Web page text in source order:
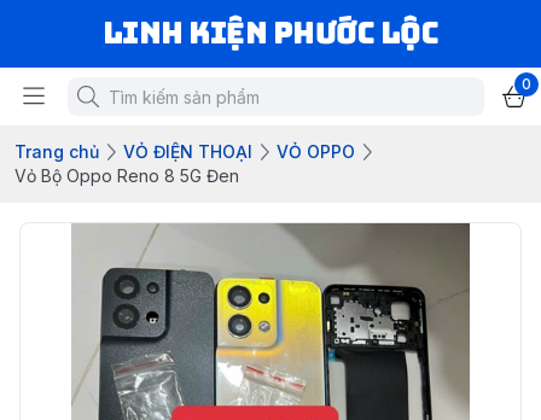
LINH KIỆN PHƯỚC LỘC
0
Trang chủ VỎ ĐIỆN THOẠI
VỎ OPPO
Vỏ Bộ Oppo Reno 8 5G Đen